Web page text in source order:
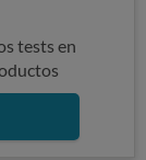
tests en